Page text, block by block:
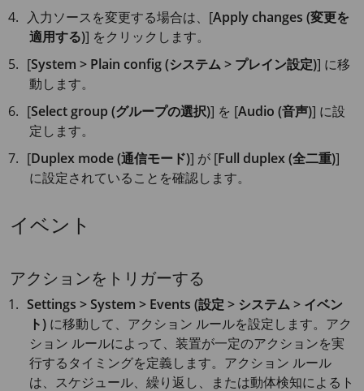
入力ソースを変更する場合は、[Apply changes (変更を
適用する)] をクリックします。
[System > Plain config (システム > プレイン設定)] に移
動します。
[Select group (グループの選択)] を [Audio (音声)] に設
定します。
[Duplex mode (通信モード)] が [Full duplex (全二重)]
に設定されていることを確認します。
イベント
アクションをトリガーする
Settings > System > Events (設定 > システム > イベン
ト) に移動して、アクション ルールを設定します。アク
ション ルールによって、装置が一定のアクションを実
行するタイミングを定義します。アクション ルール
は、スケジュール、繰り返し、または動体検知によるト